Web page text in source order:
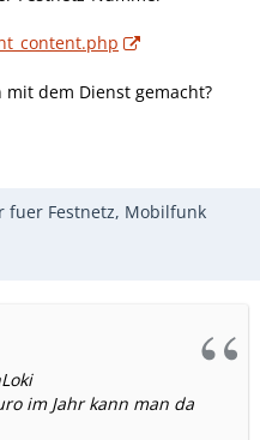
dem Dienst gemacht?
fuer Festnetz, Mobilfunk
im Jahr kann man da